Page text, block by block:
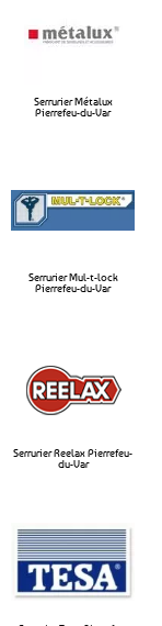
Serrurier Métalux
Pierrefeu-du-Var​
Serrurier Mul-t-lock
Pierrefeu-du-Var​
Serrurier Reelax Pierrefeu-
du-Var​